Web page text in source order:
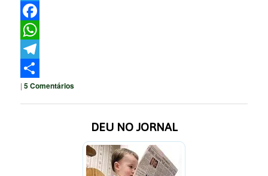
Twitter
Facebook
WhatsApp
Telegram
Share
|5Comentários
DEU NO JORNAL